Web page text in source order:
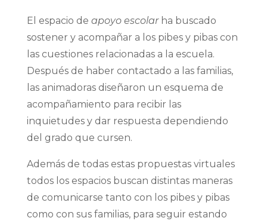
El espacio de apoyo escolarha buscado
sostener y acompañar a los pibes y pibas con
las cuestiones relacionadas a la escuela.
Después de haber contactado a las familias,
las animadoras diseñaron un esquema de
acompañamiento para recibir las
inquietudes y dar respuesta dependiendo
del grado que cursen.
Además de todas estas propuestas virtuales
todos los espacios buscan distintas maneras
de comunicarse tanto con los pibes y pibas
como con sus familias, para seguir estando